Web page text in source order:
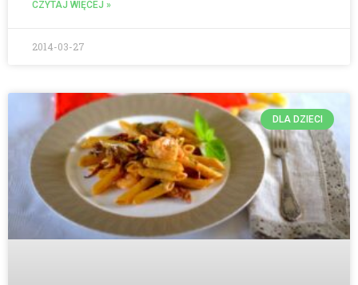
CZYTAJ WIĘCEJ »
2014-03-27
DLA DZIECI